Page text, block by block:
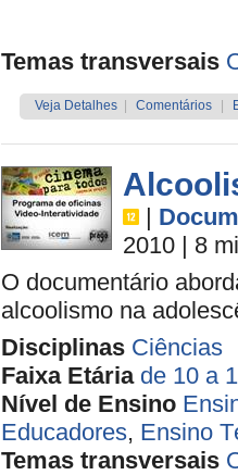
Temas transversais
Veja Detalhes Comentários
|
2010 | 8
O documentário
alcoolismo na
Disciplinas Ciências
Faixa Etária de 10 a
Nível de Ensino
Educadores, Ensino
Temas transversais